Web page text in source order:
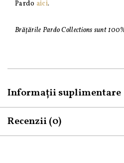
Pardo aici.
Brățările Pardo Collections sunt
Informații suplimentare
Recenzii (0)